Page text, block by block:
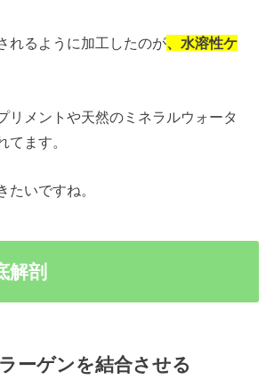
れるように加工したのが、水溶性ケ
リメントや天然のミネラルウォータ
てます。
たいですね。
解剖
ーゲンを結合させる